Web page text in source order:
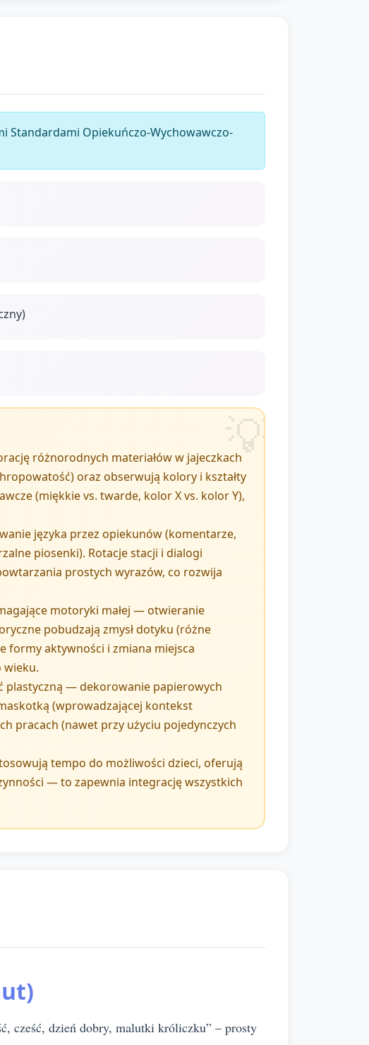
Standardami Opiekuńczo-Wychowawczo-
różnorodnych materiałów w jajeczkach
oraz obserwują kolory i kształty
(miękkie vs. twarde, kolor X vs. kolor Y),
języka przez opiekunów (komentarze,
piosenki). Rotacje stacji i dialogi
prostych wyrazów, co rozwija
motoryki małej — otwieranie
pobudzają zmysł dotyku (różne
formy aktywności i zmiana miejsca
wieku.
plastyczną — dekorowanie papierowych
(wprowadzającej kontekst
pracach (nawet przy użyciu pojedynczych
tempo do możliwości dzieci, oferują
— to zapewnia integrację wszystkich
cześć, dzień dobry, malutki króliczku” – prosty